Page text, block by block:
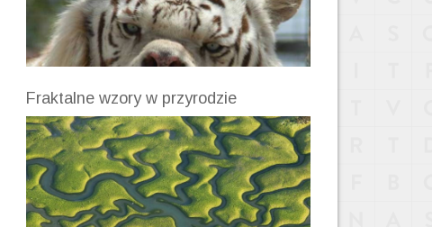
Fraktalne wzory w przyrodzie